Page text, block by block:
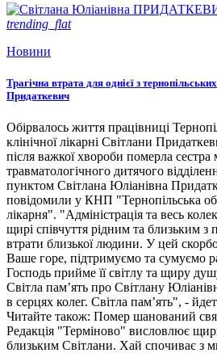
trending_flat
Новини
Трагічна втрата для однієї з
Придаткевич
Обірвалось життя працівниці
клінічної лікарні Світлани
після важкої хвороби померла
травматологічного дитячого
пунктом Світлана Юліанівна
повідомили у КНП "Тернопільська
лікарня". "Адміністрація та весь
щирі співчуття рідним та близьким з
втрати близької людини. У цей
Ваше горе, підтримуємо та сумуємо
Господь прийме її світлу та щиру
Світла пам’ять про Світлану
в серцях колег. Світла пам’ять", -
Читайте також: Помер шанований
Редакція "Терміново" висловлює
близьким Світлани. Хай спочиває з